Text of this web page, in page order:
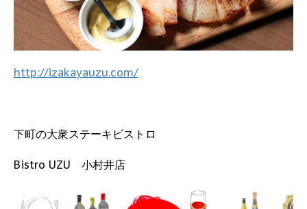
http://izakayauzu.com/
下町の大衆ステーキビストロ
Bistro UZU 小村井店